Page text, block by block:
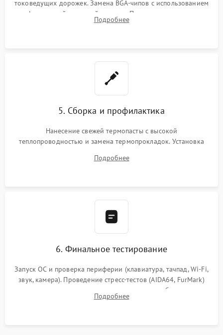
токоведущих дорожек. Замена BGA-чипов с использованием
инфракрасной паяльной станции. Прошивка микросхемы
BIOS или замена поврежденных портов USB
Подробнее
5. Сборка и профилактика
Нанесение свежей термопасты с высокой
теплопроводностью и замена термопрокладок. Установка
шлейфов, модулей памяти и накопителей. Предварительная
Подробнее
6. Финальное тестирование
Запуск ОС и проверка периферии (клавиатура, тачпад, Wi-Fi,
звук, камера). Проведение стресс-тестов (AIDA64, FurMark)
для контроля температурного режима и стабильности
системы под пиковой нагрузкой.
Подробнее